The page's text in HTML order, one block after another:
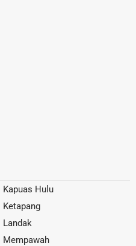
Kapuas Hulu
Ketapang
Landak
Mempawah